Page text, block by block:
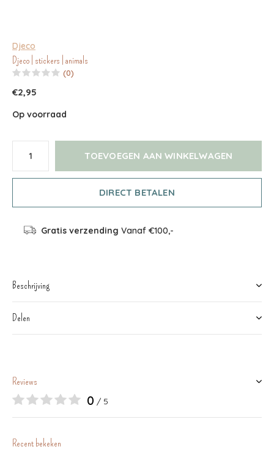
Djeco
Djeco | stickers | animals
(0)
€2,95
Op voorraad
TOEVOEGEN AAN WINKELWAGEN
DIRECT BETALEN
Gratis verzending Vanaf €100,-
Beschrijving
Delen
Reviews
0 / 5
Recent bekeken